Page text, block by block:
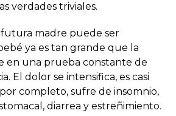
verdades triviales.
futura madre puede ser
ya es tan grande que la
en una prueba constante de
El dolor se intensifica, es casi
completo, sufre de insomnio,
diarrea y estreñimiento.